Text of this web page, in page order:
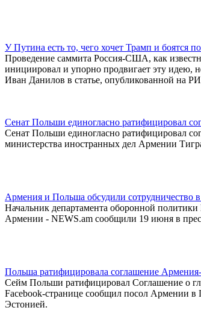
У Путина есть то, чего хочет Трамп и боятся
Проведение саммита Россия-США, как
инициировал и упорно продвигает эту идею,
Иван Данилов в статье, опубликованной на
Сенат Польши единогласно ратифицировал
Сенат Польши единогласно ратифицировал
министерства иностранных дел Армении
Армения и Польша обсудили сотрудничество
Начальник департамента оборонной
Армении - NEWS.am сообщили 19 июня в
Польша ратифицировала соглашение
Сейм Польши ратифицировал Соглашение о
Facebook-странице сообщил посол Армении
Эстонией.